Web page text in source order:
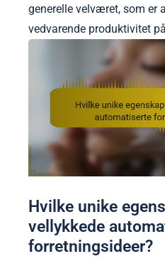
generelle velværet, som er
vedvarende produktivitet
Hvilke unike
vellykkede
forretningsideer?